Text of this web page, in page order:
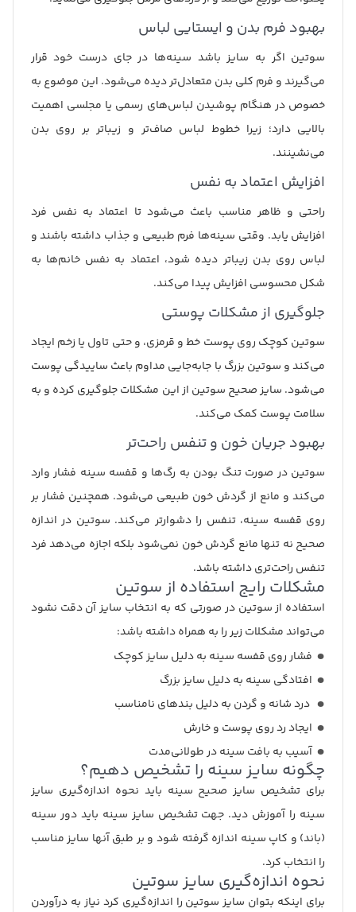
بهبود فرم بدن و ایستایی لباس
سوتین اگر به سایز باشد سینه‌ها در جای درست خود قرار
می‌گیرند و فرم کلی بدن متعادل‌تر دیده می‌شود. این موضوع به
خصوص در هنگام پوشیدن لباس‌های رسمی یا مجلسی اهمیت
بالایی دارد؛ زیرا خطوط لباس صاف‌تر و زیباتر بر روی بدن
می‌نشینند.
افزایش اعتماد به نفس
راحتی و ظاهر مناسب باعث می‌شود تا اعتماد به نفس فرد
افزایش یابد. وقتی سینه‌ها فرم طبیعی و جذاب داشته باشند و
لباس روی بدن زیباتر دیده شود، اعتماد به نفس خانم‌ها به
شکل محسوسی افزایش پیدا می‌کند.
جلوگیری از مشکلات پوستی
سوتین کوچک روی پوست خط و قرمزی، و حتی تاول یا زخم ایجاد
می‌کند و سوتین بزرگ با جابه‌جایی مداوم باعث ساییدگی پوست
می‌شود. سایز صحیح سوتین از این مشکلات جلوگیری کرده و به
سلامت پوست کمک می‌کند.
بهبود جریان خون و تنفس راحت‌تر
سوتین در صورت تنگ بودن به رگ‌ها و قفسه سینه فشار وارد
می‌کند و مانع از گردش خون طبیعی می‌شود. همچنین فشار بر
روی قفسه سینه، تنفس را دشوارتر می‌کند. سوتین در اندازه
صحیح نه تنها مانع گردش خون نمی‌شود بلکه اجازه می‌دهد فرد
تنفس راحت‌تری داشته باشد.
مشکلات رایج استفاده از سوتین
استفاده از سوتین در صورتی که به انتخاب سایز آن دقت نشود
می‌تواند مشکلات زیر را به همراه داشته باشد:
فشار روی قفسه سینه به دلیل سایز کوچک
افتادگی سینه به دلیل سایز بزرگ
درد شانه و گردن به دلیل بندهای نامناسب
ایجاد رد روی پوست و خارش
آسیب به بافت سینه در طولانی‌مدت
چگونه سایز سینه را تشخیص دهیم؟
برای تشخیص سایز صحیح سینه باید نحوه اندازه‌گیری سایز
سینه را آموزش دید. جهت تشخیص سایز سینه باید دور سینه
(باند) و کاپ سینه اندازه گرفته شود و بر طبق آنها سایز مناسب
را انتخاب کرد.
نحوه اندازه‌گیری سایز سوتین
برای اینکه بتوان سایز سوتین را اندازه‌گیری کرد نیاز به درآوردن